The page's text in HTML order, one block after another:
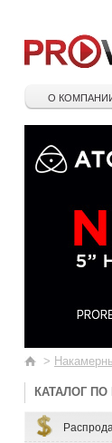
О
>
КАТАЛОГ